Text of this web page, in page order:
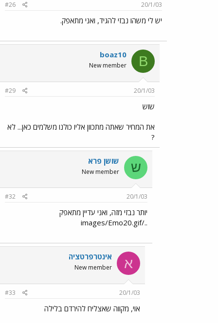
20/1/03
#26
יש לי משהו נבזי להגיד, ואני מתאפק.
B
boaz10
New member
20/1/03
#29
שוש
את המחיר שאתה מתכוון אליו כולנו משלמים כאן... לא
?
ש שושן פרא
New member
20/1/03
#32
יותר נבזי מזה, ואני עדיין מתאפק
../images/Emo20.gif
א אינטרפרטציה
New member
20/1/03
#33
אוי, מקווה שאצליח להירדם בלילה